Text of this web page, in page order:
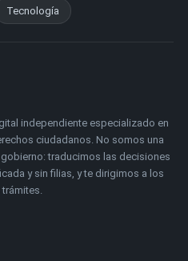
Tecnología
independiente especializado en
ciudadanos. No somos una
traducimos las decisiones
y sin filias, y te dirigimos a los